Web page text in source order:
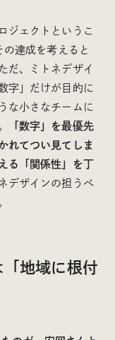
ジェクトというこ
達成を考えると
だ、ミトネデザイ
字」だけが目的に
な小さなチームに
「数字」を最優先
れてつい見てしま
る「関係性」を丁
デザインの担うべ
地域に根付